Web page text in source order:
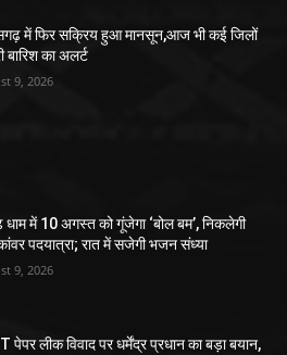
में फिर सक्रिय हुआ मानसून,आज भी कई जिलों
बारिश का अलर्ट
9, 2026
धाम में 10 अगस्त को गूंजेगा ‘बोल बम’, निकलेगी
पदयात्रा; रात में सजेगी भजन संध्या
9, 2026
पेपर लीक विवाद पर धर्मेंद्र प्रधान का बड़ा बयान,